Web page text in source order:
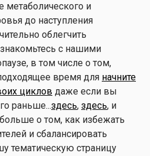
метаболического и
до наступления
облегчить
с нашими
в том числе о том,
время для начните
циклов даже если вы
раньше...здесь, здесь, и
о том, как избежать
и сбалансировать
тематическую страницу